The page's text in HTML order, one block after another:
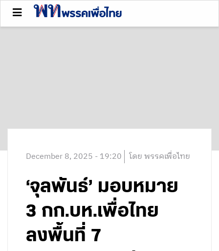
December 8, 2025 - 19:20 โดย พรรคเพื่อไทย
‘จุลพันธ์’ มอบหมาย
3 กก.บห.เพื่อไทย
ลงพื้นที่ 7